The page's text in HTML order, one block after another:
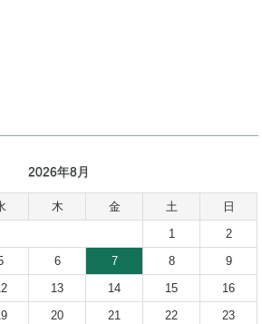
2026年8月
木 金 土
日
1
2
6 7 8
9
13 14 15
16
20 21 22
23